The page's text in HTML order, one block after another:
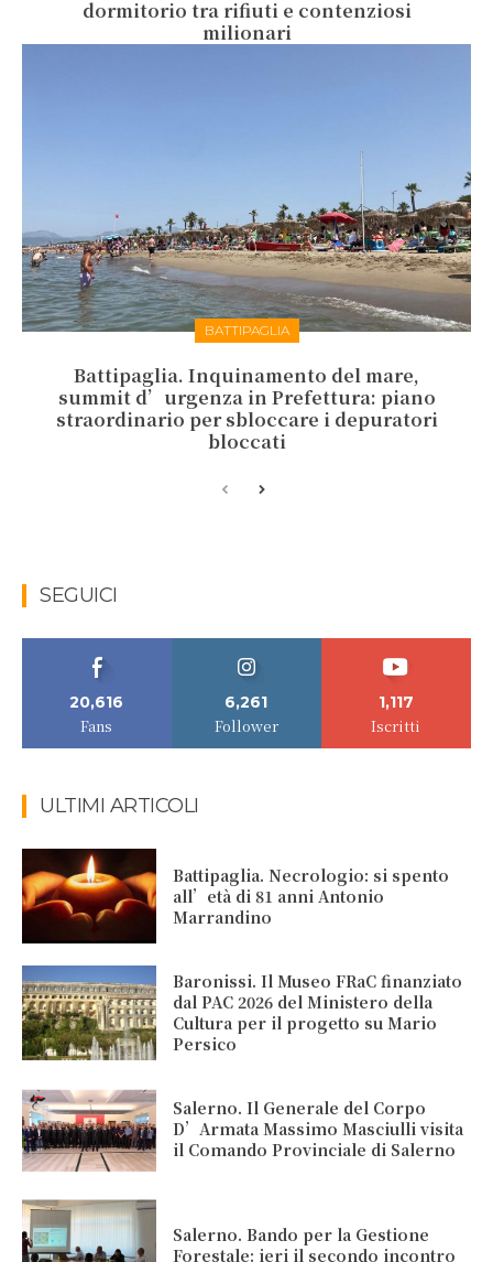
dormitorio tra rifiuti e contenziosi
milionari
BATTIPAGLIA
Battipaglia. Inquinamento del mare,
summit d’urgenza in Prefettura: piano
straordinario per sbloccare i depuratori
bloccati
SEGUICI
20,616
Fans
6,261
Follower
1,117
Iscritti
ULTIMI ARTICOLI
Battipaglia. Necrologio: si spento
all’età di 81 anni Antonio
Marrandino
Baronissi. Il Museo FRaC finanziato
dal PAC 2026 del Ministero della
Cultura per il progetto su Mario
Persico
Salerno. Il Generale del Corpo
D’Armata Massimo Masciulli visita
il Comando Provinciale di Salerno
Salerno. Bando per la Gestione
Forestale: ieri il secondo incontro